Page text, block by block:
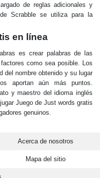
de reglas adicionales y
Scrabble se utiliza para la
en línea
es crear palabras de las
como sea posible. Los
del nombre obtenido y su lugar
aportan aún más puntos.
y maestro del idioma inglés
Juego de Just words gratis
genuinos.
Acerca de nosotros
Mapa del sitio